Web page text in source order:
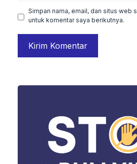
Simpan nama, email, dan situs web
untuk komentar saya berikutnya.